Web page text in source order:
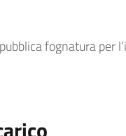
fognatura per